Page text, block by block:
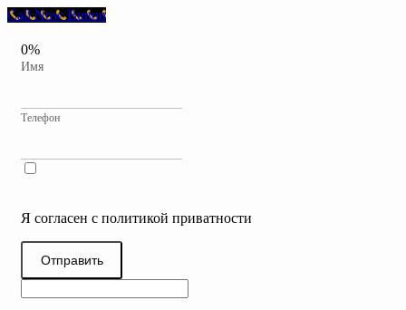
Call Now Button
0%
Имя
Телефон
Я согласен с политикой приватности
Отправить